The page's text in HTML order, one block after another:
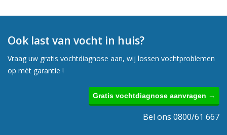
Ook last van vocht in huis?
Vraag uw gratis vochtdiagnose aan, wij lossen vochtproblemen
op mét garantie !
Gratis vochtdiagnose aanvragen →
Bel ons 0800/61 667